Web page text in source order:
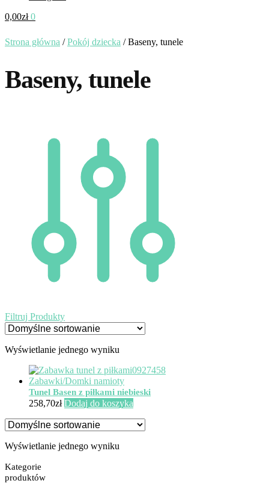
0,00zł 0
Strona główna /Pokój dziecka /Baseny, tunele
Baseny, tunele
Filtruj Produkty
Wyświetlanie jednego wyniku
Tunel Basen z piłkami niebieski
258,70zł Dodaj do koszyka
Wyświetlanie jednego wyniku
Kategorie
produktów